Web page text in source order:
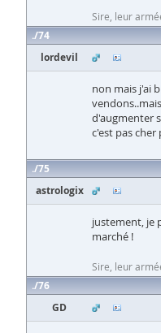
Sire, leur
74
lordevil
non mais j'ai
d'augmenter
c'est pas cher
75
astrologix
justement, je
marché !
Sire, leur
76
GD